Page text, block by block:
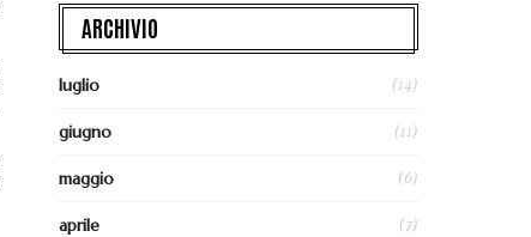
ARCHIVIO
luglio (14)
giugno (11)
maggio (6)
aprile (7)